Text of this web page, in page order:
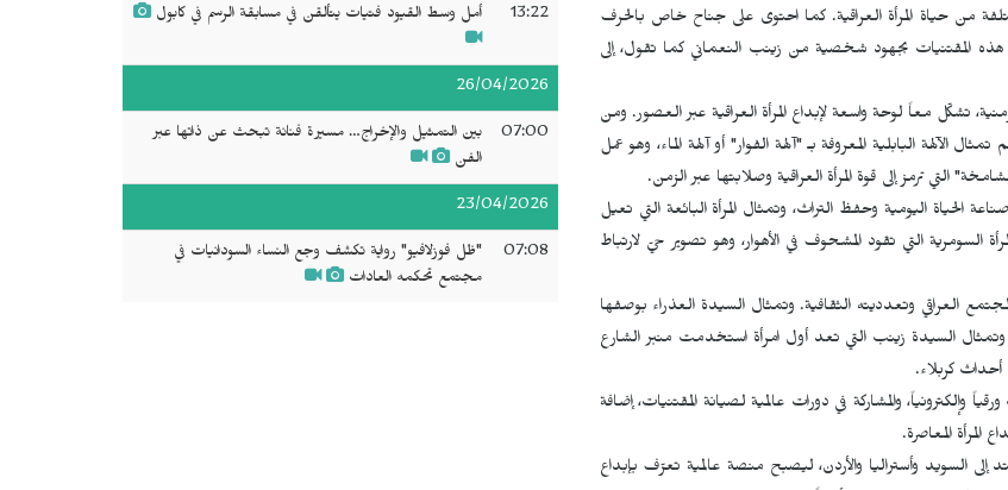
من حياة المرأة العراقية. كما احتوى على جناح خاص بالحرف
هذه المقتنيات بجهود شخصية من زينب النعماني كما تقول، إلى
وفتراتها الزمنية، تشكّل معاً لوحة واسعة لإبداع المرأة العراقية عبر العصور. ومن
البابلية المعروفة بـ "آلهة الفوار" أو آلهة الماء، وهو عمل
التي ترمز إلى قوة المرأة العراقية وصلابتها عبر الزمن.
الحياة اليومية وحفظ التراث، وتمثال المرأة البائعة التي تعيل
السومرية التي تقود المشحوف في الأهوار، وهو تصوير حيّ لارتباط
العراقي وتعدديته الثقافية. وتمثال السيدة العذراء بوصفها
وتمثال السيدة زينب التي تعد أول امرأة استخدمت منبر الشارع
أحداث كربلاء.
والمشاركة في دورات عالمية لصيانة المقتنيات، إضافة
المرأة المعاصرة.
السويد وأستراليا والأردن، ليصبح منصة عالمية تعرّف بإبداع
13:22 أمل وسط القيود فتيات يتألقن في مسابقة الرسم في كابول
26/04/2026
07:00
بين التمثيل والإخراج… مسيرة فنانة تبحث عن ذاتها عبر
الفن
23/04/2026
07:08
"ظل فوزلافيو" رواية تكشف وجع النساء السودانيات في
مجتمع تحكمه العادات